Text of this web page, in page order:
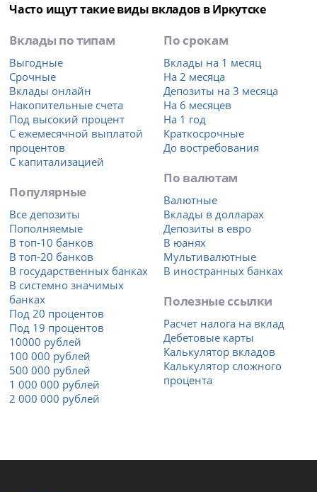
Часто ищут такие виды вкладов в Иркутске
Вклады по типам
Выгодные
Срочные
Вклады онлайн
Накопительные счета
Под высокий процент
С ежемесячной выплатой
процентов
С капитализацией
Популярные
Все депозиты
Пополняемые
В топ-10 банков
В топ-20 банков
В государственных банках
В системно значимых
банках
Под 20 процентов
Под 19 процентов
10000 рублей
100 000 рублей
500 000 рублей
1 000 000 рублей
2 000 000 рублей
По срокам
Вклады на 1 месяц
На 2 месяца
Депозиты на 3 месяца
На 6 месяцев
На 1 год
Краткосрочные
До востребования
По валютам
Валютные
Вклады в долларах
Депозиты в евро
В юанях
Мультивалютные
В иностранных банках
Полезные ссылки
Расчет налога на вклад
Дебетовые карты
Калькулятор вкладов
Калькулятор сложного
процента